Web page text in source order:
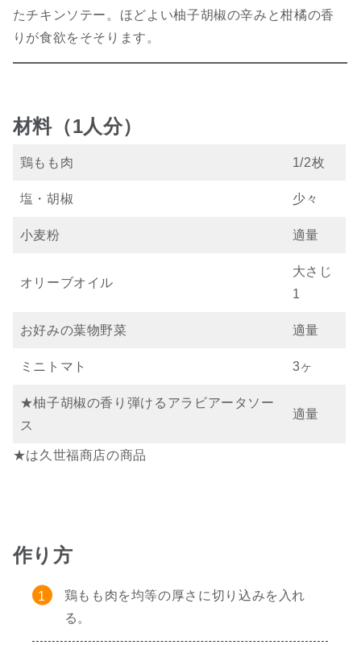
たチキンソテー。ほどよい柚子胡椒の辛みと柑橘の香
りが食欲をそそります。
材料（1人分）
鶏もも肉 1/2枚
塩・胡椒 少々
小麦粉 適量
オリーブオイル
大さじ
1
お好みの葉物野菜 適量
ミニトマト 3ヶ
★柚子胡椒の香り弾けるアラビアータソー
ス
適量
★は久世福商店の商品
作り方
鶏もも肉を均等の厚さに切り込みを入れ
る。